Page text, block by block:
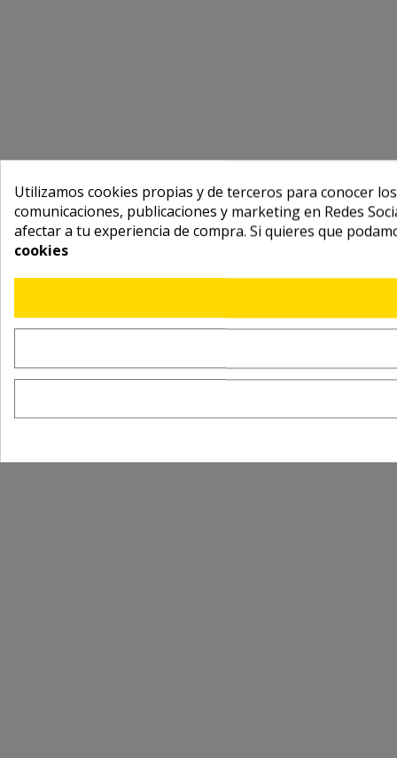
Utilizamos cookies propias y de terceros para conocer
comunicaciones, publicaciones y marketing en Redes
afectar a tu experiencia de compra. Si quieres que
cookies